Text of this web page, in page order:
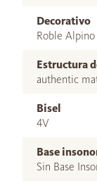
Decorativo
Roble
Estructura
authentic
Bisel
4V
Base
Sin Base